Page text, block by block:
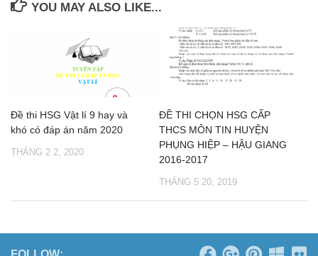
YOU MAY ALSO LIKE...
Đề thi HSG Vật lí 9 hay và
khó có đáp án năm 2020
THÁNG 2 2, 2020
ĐỀ THI CHỌN HSG CẤP
THCS MÔN TIN HUYỆN
PHỤNG HIỆP – HẬU GIANG
2016-2017
THÁNG 5 20, 2019